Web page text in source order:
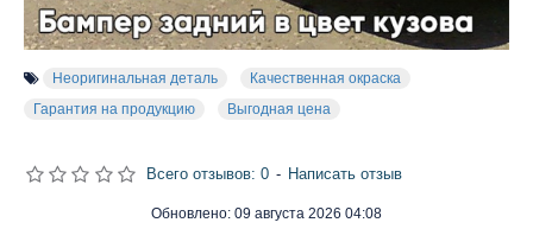
Неоригинальная деталь
Качественная окраска
Гарантия на продукцию
Выгодная цена
Обновлено: 09 августа 2026 04:08
Всего отзывов: 0 - Написать отзыв